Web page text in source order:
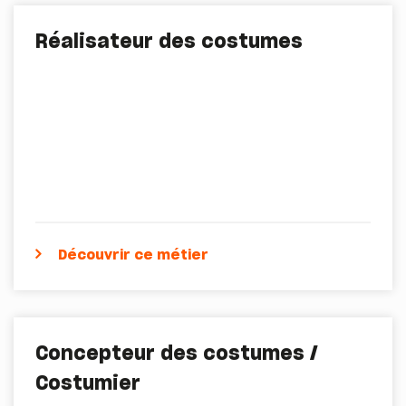
Réalisateur des costumes
Découvrir ce métier
Concepteur des costumes /
Costumier